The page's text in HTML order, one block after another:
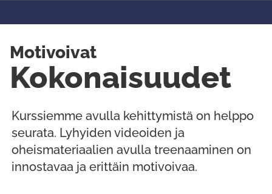
Motivoivat
Kokonaisuudet
Kurssiemme avulla kehittymistä on helppo
seurata. Lyhyiden videoiden ja
oheismateriaalien avulla treenaaminen on
innostavaa ja erittäin motivoivaa.